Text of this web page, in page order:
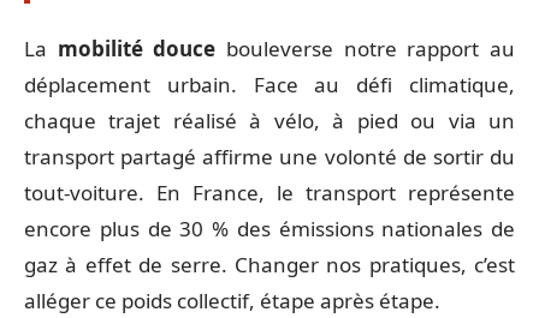
La mobilité douce bouleverse notre rapport au
déplacement urbain. Face au défi climatique,
chaque trajet réalisé à vélo, à pied ou via un
transport partagé affirme une volonté de sortir du
tout-voiture. En France, le transport représente
encore plus de 30 % des émissions nationales de
gaz à effet de serre. Changer nos pratiques, c’est
alléger ce poids collectif, étape après étape.